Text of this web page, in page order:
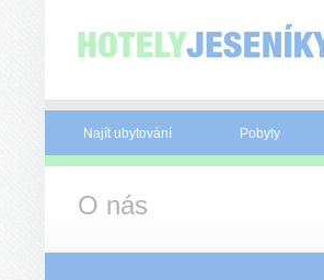
Najít ubytování Pobyty
O nás